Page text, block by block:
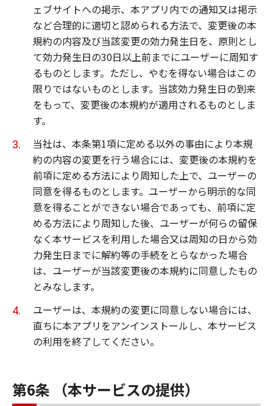
ェブサイトへの掲示、本アプリ内での通知又は掲示
など合理的に適切と認められる方法で、変更後の本
規約の内容及び当該変更の効力発生日を、原則とし
て効力発生日の30日以上前までにユーザーに周知す
るものとします。ただし、やむを得ない場合はこの
限りではないものとします。当該効力発生日の到来
をもって、変更後の本規約が適用されるものとしま
す。
当社は、本条第1項に定める以外の事由により本規
約の内容の変更を行う場合には、変更後の本規約を
前項に定める方法により周知した上で、ユーザーの
同意を得るものとします。ユーザーから明示的な同
意を得ることができない場合であっても、前項に定
める方法により周知した後、ユーザーが何らの留保
なく本サービスを利用した場合又は周知の日から効
力発生日までに解約等の手続をとらなかった場合
は、ユーザーが当該変更後の本規約に同意したもの
とみなします。
ユーザーは、本規約の変更に同意しない場合には、
直ちに本アプリをアンインストールし、本サービス
の利用を終了してください。
第6条 （本サービスの提供）